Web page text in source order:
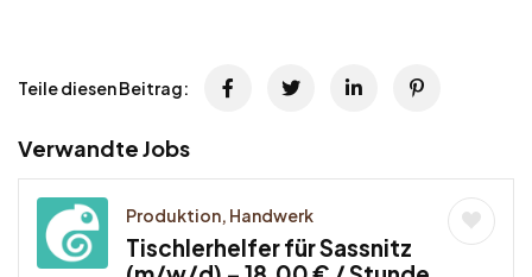
Teile diesen Beitrag:
Verwandte Jobs
Produktion, Handwerk
Tischlerhelfer für Sassnitz